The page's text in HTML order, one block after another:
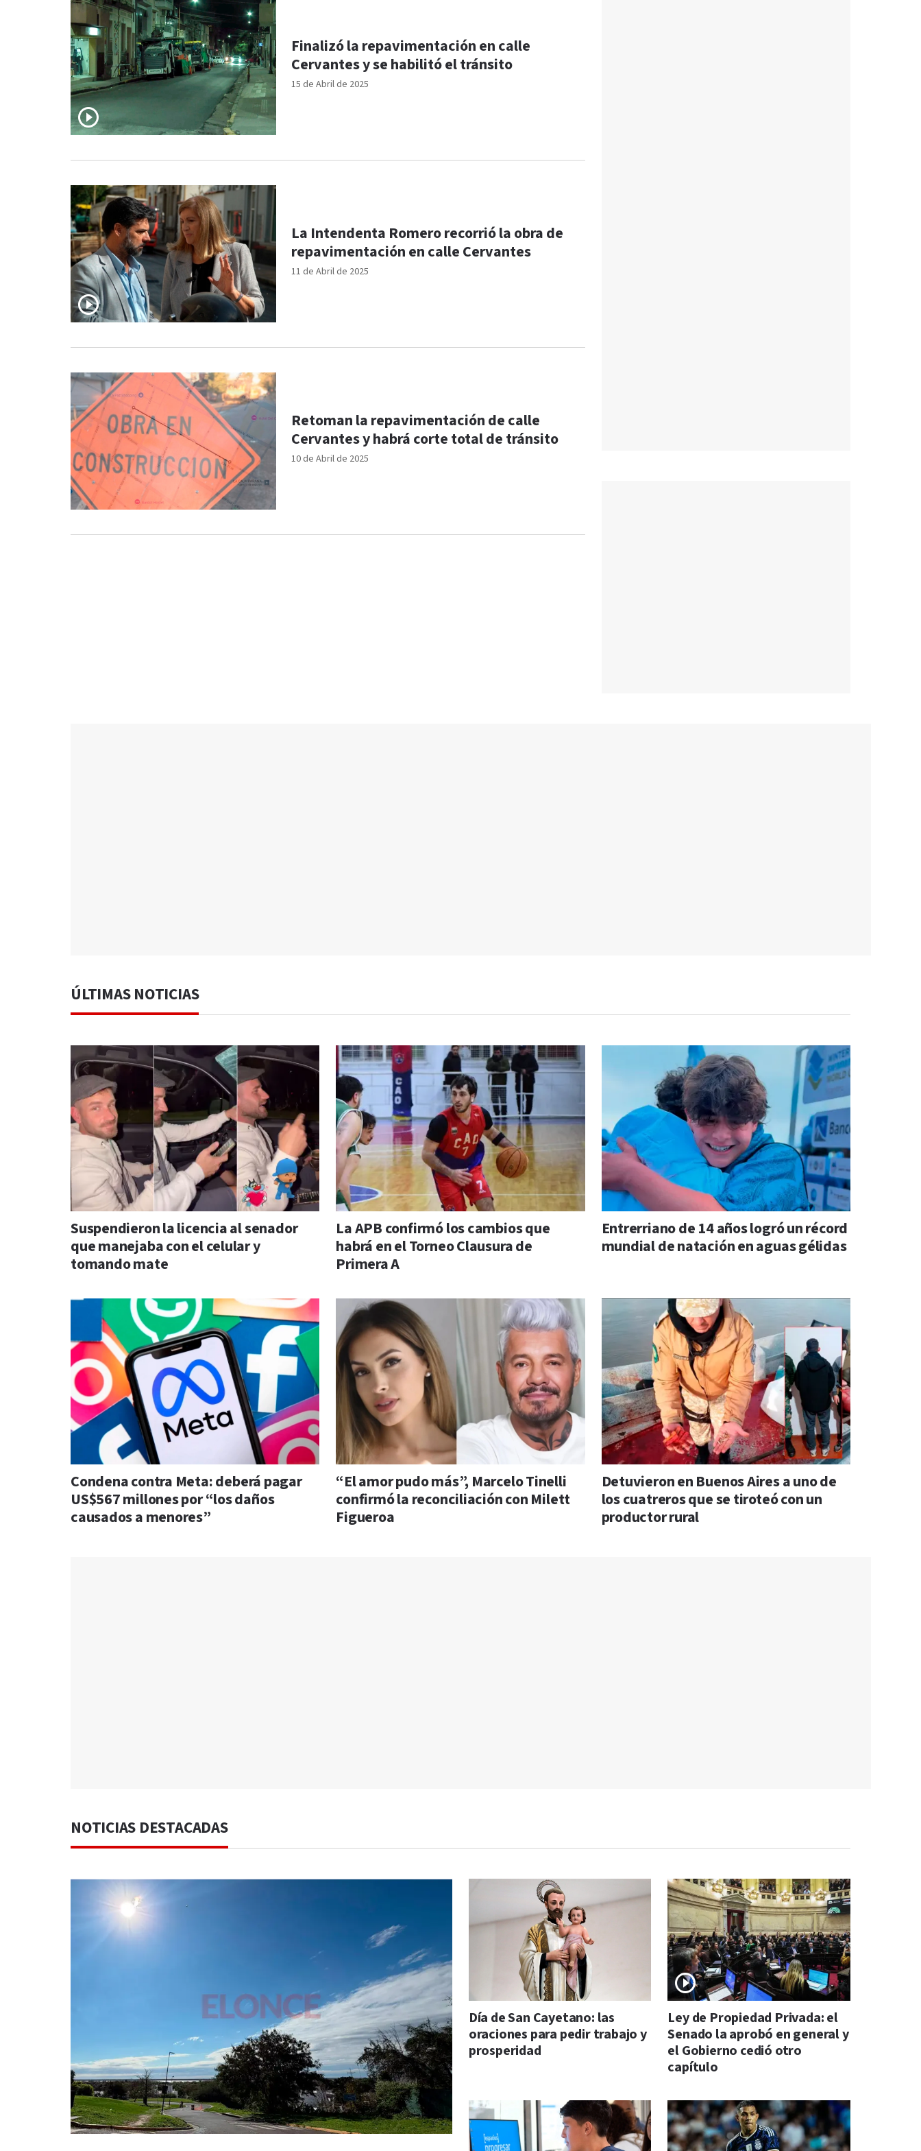
15 de Abril de 2025
Finalizó la repavimentación en calle
Cervantes y se habilitó el tránsito
11 de Abril de 2025
La Intendenta Romero recorrió la obra de
repavimentación en calle Cervantes
10 de Abril de 2025
Retoman la repavimentación de calle
Cervantes y habrá corte total de tránsito
ÚLTIMAS NOTICIAS
Suspendieron la licencia al senador
que manejaba con el celular y
tomando mate
La APB confirmó los cambios que
habrá en el Torneo Clausura de
Primera A
Entrerriano de 14 años logró un récord
mundial de natación en aguas gélidas
Condena contra Meta: deberá pagar
US$567 millones por “los daños
causados a menores”
“El amor pudo más”, Marcelo Tinelli
confirmó la reconciliación con Milett
Figueroa
Detuvieron en Buenos Aires a uno de
los cuatreros que se tiroteó con un
productor rural
NOTICIAS DESTACADAS
Día de San Cayetano: las
oraciones para pedir trabajo y
prosperidad
Ley de Propiedad Privada: el
Senado la aprobó en general y
el Gobierno cedió otro
capítulo